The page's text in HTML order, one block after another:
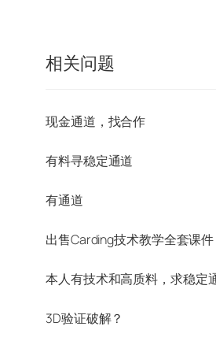
相关问题
现金通道，找合作
有料寻稳定通道
有通道
出售Carding技术教学全套课件
本人有技术和高质料，求稳定
3D验证破解？